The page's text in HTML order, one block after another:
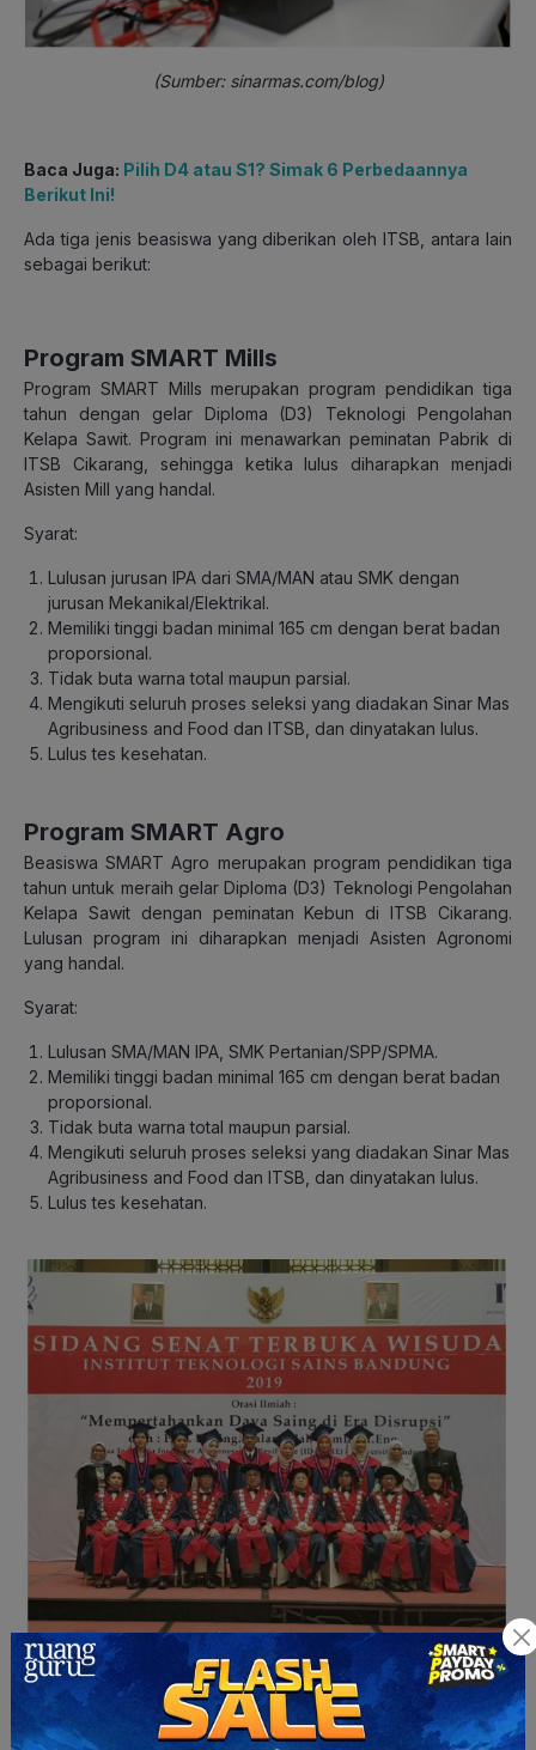
(Sumber: sinarmas.com/blog)
Baca Juga: Pilih D4 atau S1? Simak 6 Perbedaannya
Berikut Ini!
Ada tiga jenis beasiswa yang diberikan oleh ITSB, antara lain
sebagai berikut:
Program SMART Mills
Program SMART Mills merupakan program pendidikan tiga
tahun dengan gelar Diploma (D3) Teknologi Pengolahan
Kelapa Sawit. Program ini menawarkan peminatan Pabrik di
ITSB Cikarang, sehingga ketika lulus diharapkan menjadi
Asisten Mill yang handal.
Syarat:
Lulusan jurusan IPA dari SMA/MAN atau SMK dengan
jurusan Mekanikal/Elektrikal.
Memiliki tinggi badan minimal 165 cm dengan berat badan
proporsional.
Tidak buta warna total maupun parsial.
Mengikuti seluruh proses seleksi yang diadakan Sinar Mas
Agribusiness and Food dan ITSB, dan dinyatakan lulus.
Lulus tes kesehatan.
Program SMART Agro
Beasiswa SMART Agro merupakan program pendidikan tiga
tahun untuk meraih gelar Diploma (D3) Teknologi Pengolahan
Kelapa Sawit dengan peminatan Kebun di ITSB Cikarang.
Lulusan program ini diharapkan menjadi Asisten Agronomi
yang handal.
Syarat:
Lulusan SMA/MAN IPA, SMK Pertanian/SPP/SPMA.
Memiliki tinggi badan minimal 165 cm dengan berat badan
proporsional.
Tidak buta warna total maupun parsial.
Mengikuti seluruh proses seleksi yang diadakan Sinar Mas
Agribusiness and Food dan ITSB, dan dinyatakan lulus.
Lulus tes kesehatan.
(Sumber:
institut-teknologi-dan-sains-
bandung.business.site)